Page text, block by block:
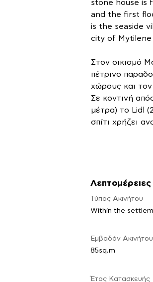
stone house is
and the first
is the seaside
city of Mytilene
Στον οικισμό
πέτρινο
χώρους και
Σε κοντινή
μέτρα) το Lidl
σπίτι χρήζει
Τύπος Ακινήτου
Within the
Εμβαδόν Ακινήτου
85sq.m
​Έτος Κατασκευής